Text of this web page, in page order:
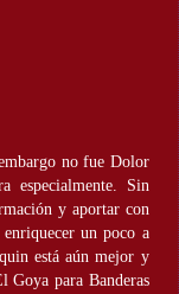
no fue Dolor
especialmente. Sin
y aportar con
enriquecer un poco a
está aún mejor y
Goya para Banderas